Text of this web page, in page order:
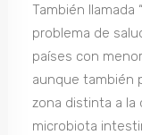
También llamada “
problema de
países con
aunque también
zona distinta a la
microbiota